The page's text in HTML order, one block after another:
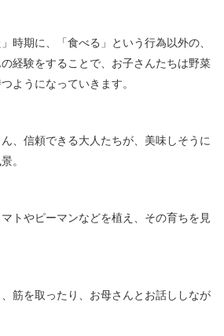
時期に、「食べる」という行為以外の、
経験をすることで、お子さんたちは野菜
ようになっていきます。
、信頼できる大人たちが、美味しそうに
。
トやピーマンなどを植え、その育ちを見
筋を取ったり、お母さんとお話ししなが